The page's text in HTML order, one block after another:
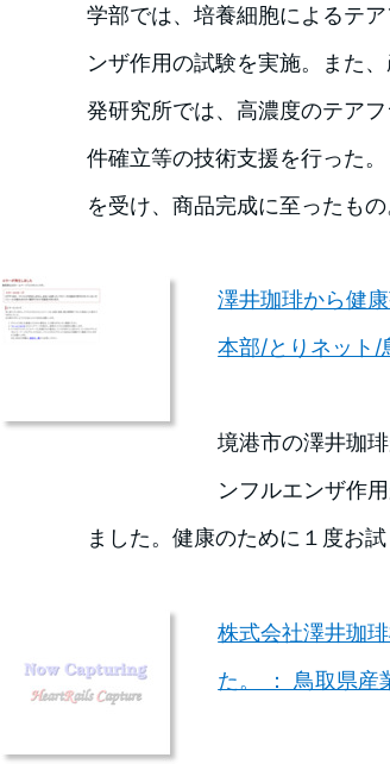
学部では、培養細胞によるテ
ンザ作用の試験を実施。また
発研究所では、高濃度のテア
件確立等の技術支援を行った
を受け、商品完成に至ったもの
澤井珈琲から健
本部/とりネット/
境港市の澤井珈
ンフルエンザ作
ました。健康のために１度お試
株式会社澤井珈
た。 ： 鳥取県産